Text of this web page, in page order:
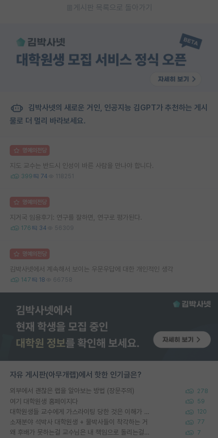
게시판 목록으로 돌아가기
김박사넷의 새로운 거인, 인공지능 김GPT가 추천하는 게시
물로 더 멀리 바라보세요.
명예의전당
지도 교수는 반드시 인성이 바른 사람을 만나야 합니다.
399 74 118251
명예의전당
지거국 임용후기: 연구를 잘하면, 연구로 평가된다.
176 34 56309
명예의전당
김박사넷에서 계속해서 보이는 우문우답에 대한 개인적인 생각
147 18 66758
자유 게시판(아무개랩)에서 핫한 인기글은?
외부에서 괜찮은 랩을 알아보는 방법 (장문주의) 278
여기 대학원생 홈페이지다 59
대학원생들 교수에게 가스라이팅 당한 것은 이해가 갑니다. 안타깝네요. 120
소재분야 석박사 대학원생 + 물박사들이 착각하는 거 77
왜 후배가 못하는걸 교수님은 내 책임으로 돌리는걸까요? 7